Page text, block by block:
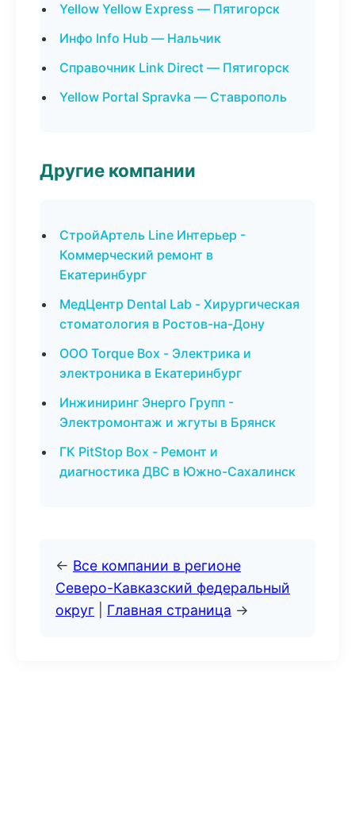
Yellow Yellow Express — Пятигорск
Инфо Info Hub — Нальчик
Справочник Link Direct — Пятигорск
Yellow Portal Spravka — Ставрополь
Другие компании
СтройАртель Line Интерьер -
Коммерческий ремонт в
Екатеринбург
МедЦентр Dental Lab - Хирургическая
стоматология в Ростов-на-Дону
ООО Torque Box - Электрика и
электроника в Екатеринбург
Инжиниринг Энерго Групп -
Электромонтаж и жгуты в Брянск
ГК PitStop Box - Ремонт и
диагностика ДВС в Южно-Сахалинск
← Все компании в регионе
Северо-Кавказский федеральный
округ
Главная страница →